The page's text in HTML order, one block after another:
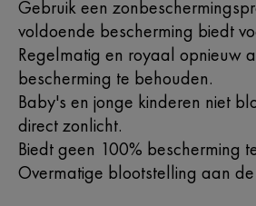
Gebruik een
voldoende bescherming biedt
Regelmatig en royaal opnieuw
bescherming te behouden.
Baby's en jonge kinderen niet
direct zonlicht.
Biedt geen 100% bescherming
Overmatige blootstelling aan